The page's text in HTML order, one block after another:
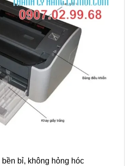
bỉ, không hỏng hóc